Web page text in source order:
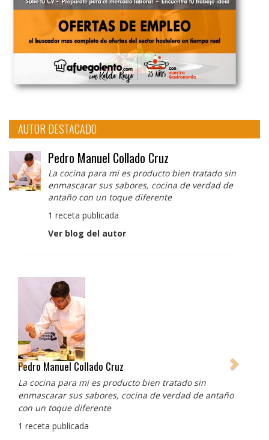
AUTOR DESTACADO
Pedro Manuel Collado Cruz
La cocina para mi es producto bien tratado sin
enmascarar sus sabores, cocina de verdad de
antaño con un toque diferente
1 receta publicada
Ver blog del autor
Albert Adrià
Redes sociales:
https://www.instagram.com/enigma_albertadria/
https://www.instagram.com/albertadriaprojects/
3 recetas publicadas